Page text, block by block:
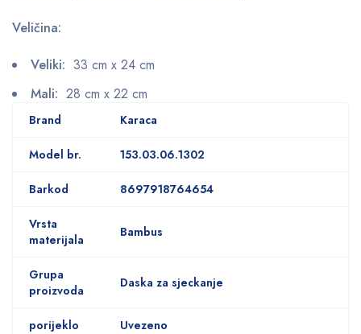
Veličina:
Veliki: 33 cm x 24 cm
Mali: 28 cm x 22 cm
Brand Karaca
Model br. 153.03.06.1302
Barkod 8697918764654
Vrsta
materijala
Bambus
Grupa
proizvoda
Daska za sjeckanje
porijeklo Uvezeno